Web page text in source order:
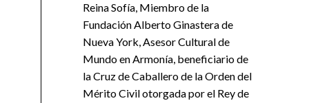
Reina Sofía, Miembro de la
Fundación Alberto Ginastera de
Nueva York, Asesor Cultural de
Mundo en Armonía, beneficiario de
la Cruz de Caballero de la Orden del
Mérito Civil otorgada por el Rey de